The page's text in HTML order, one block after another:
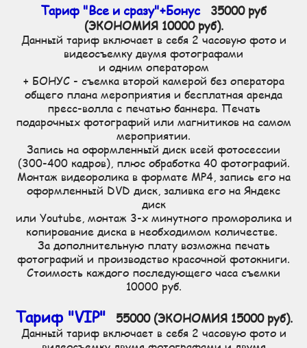
Тариф "Все и сразу"+Бонус35000 руб
(ЭКОНОМИЯ 10000 руб).
Данный тариф включает в себя 2 часовую фото и
видеосъемку двумя фотографами
и одним оператором
+ БОНУС - съемка второй камерой без оператора
общего плана мероприятия и бесплатная аренда
пресс-волла с печатью баннера. Печать
подарочных фотографий или магнитиков на самом
мероприятии.
Запись на оформленный диск всей фотосессии
(300-400 кадров), плюс обработка 40 фотографий.
Монтаж видеоролика в формате MP4, запись его на
оформленный DVD диск, заливка его на Яндекс
диск
или Youtube, монтаж 3-х минутного проморолика и
копирование диска в необходимом количестве.
За дополнительную плату возможна печать
фотографий и производство красочной фотокниги.
Стоимость каждого последующего часа съемки
10000 руб.
Тариф "VIP" 55000 (ЭКОНОМИЯ 15000 руб).
Данный тариф включает в себя 2 часовую фото и